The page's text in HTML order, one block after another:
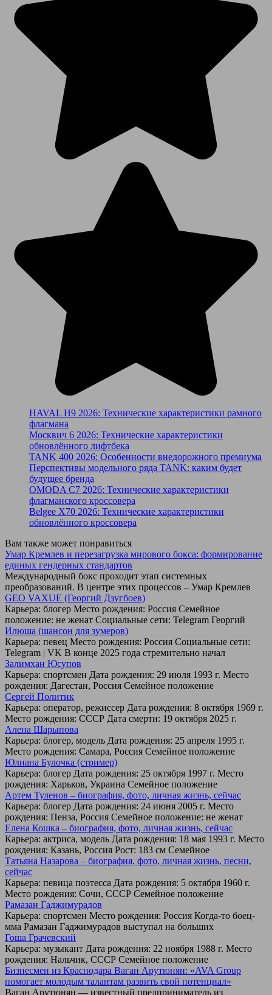
HAVAL H9 2026: Технические характеристики рамного
флагмана
Москвич 6 2026: Технические характеристики
обновлённого лифтбека
TANK 400 2026: Особенности внедорожного премиума
Перспективы модельного ряда TANK: каким будет
будущее бренда
OMODA C7 2026: Технические характеристики
флагманского кроссовера
Belgee X70 2026: Технические характеристики
обновлённого кроссовера
Вам также может понравиться
Умар Кремлев и перезагрузка мирового бокса: формирование
единых гендерных стандартов
Международный бокс проходит этап системных
преобразований. В центре этих процессов – Умар Кремлев
GEO VAXUE (Георгий Дзугбоев)
Карьера: блогер Место рождения: Россия Семейное
положение: не женат Социальные сети: Telegram Георгий
Илюша (шансон для зумеров)
Карьера: певец Место рождения: Россия Социальные сети:
Telegram | VK В конце 2025 года стремительно начал
Залимхан Юсупов
Карьера: спортсмен Дата рождения: 29 июля 1993 г. Место
рождения: Дагестан, Россия Семейное положение
Сергей Политик
Карьера: оператор, режиссер Дата рождения: 8 октября 1969 г.
Место рождения: СССР Дата смерти: 19 октября 2025 г.
Алена Шарыпова
Карьера: блогер, модель Дата рождения: 25 апреля 1995 г.
Место рождения: Самара, Россия Семейное положение
Юлиана Булочка (стример)
Карьера: блогер Дата рождения: 25 октября 1997 г. Место
рождения: Харьков, Украина Семейное положение
Артем Туленов – биография, фото, личная жизнь, сейчас
Карьера: блогер Дата рождения: 24 июня 2005 г. Место
рождения: Пенза, Россия Семейное положение: не женат
Елена Кошка – биография, фото, личная жизнь, сейчас
Карьера: актриса, модель Дата рождения: 18 мая 1993 г. Место
рождения: Казань, Россия Рост: 183 см Семейное
Татьяна Назарова – биография, фото, личная жизнь, песни,
сейчас
Карьера: певица поэтесса Дата рождения: 5 октября 1960 г.
Место рождения: Сочи, СССР Семейное положение
Рамазан Гаджимурадов
Карьера: спортсмен Место рождения: Россия Когда-то боец-
мма Рамазан Гаджимурадов выступал на больших
Гоша Грачевский
Карьера: музыкант Дата рождения: 22 ноября 1988 г. Место
рождения: Нальчик, СССР Семейное положение
Бизнесмен из Краснодара Ваган Арутюнян: «AVA Group
помогает молодым талантам развить свой потенциал»
Ваган Арутюнян — известный предприниматель из